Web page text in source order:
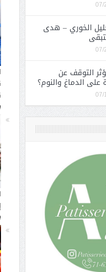
07/
الخوري – هدى
07/
التوقف عن
على الدماغ والنوم؟
07/